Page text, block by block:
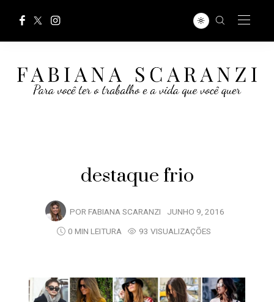
destaque frio
POR FABIANA SCARANZI JUNHO 9, 2016
0 MIN LEITURA
93 VISUALIZAÇÕES